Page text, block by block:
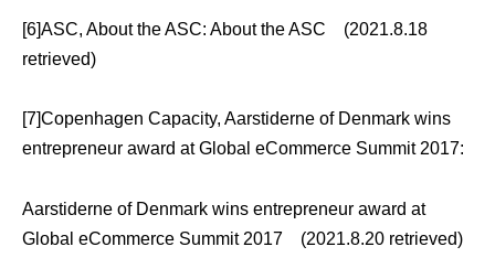
[6]ASC, About the ASC:About the ASC (2021.8.18
retrieved)
[7]Copenhagen Capacity, Aarstiderne of Denmark wins
entrepreneur award at Global eCommerce Summit 2017:
Aarstiderne of Denmark wins entrepreneur award at
Global eCommerce Summit 2017 (2021.8.20 retrieved)